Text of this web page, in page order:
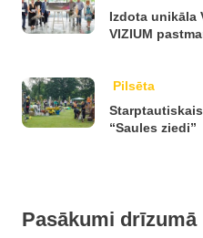
Izdota unikāla
VIZIUM
Pilsēta
“Saules ziedi”
Pasākumi drīzumā